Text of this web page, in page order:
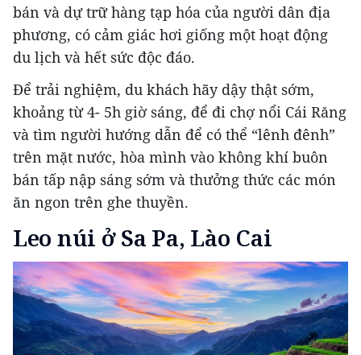
bán và dự trữ hàng tạp hóa của người dân địa
phương, có cảm giác hơi giống một hoạt động
du lịch và hết sức độc đáo.
Để trải nghiệm, du khách hãy dậy thật sớm,
khoảng từ 4- 5h giờ sáng, để đi chợ nổi Cái Răng
và tìm người hướng dẫn để có thể “lênh đênh”
trên mặt nước, hòa mình vào không khí buôn
bán tấp nập sáng sớm và thưởng thức các món
ăn ngon trên ghe thuyền.
Leo núi ở Sa Pa, Lào Cai